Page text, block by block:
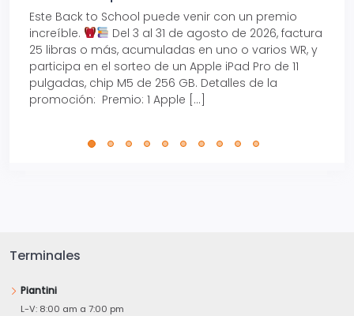
Este Back to School puede venir con un premio
increíble.
Del 3 al 31 de agosto de 2026, factura
25 libras o más, acumuladas en uno o varios WR, y
participa en el sorteo de un Apple iPad Pro de 11
pulgadas, chip M5 de 256 GB. Detalles de la
promoción: Premio: 1 Apple […]
Terminales
Piantini
L-V: 8:00 am a 7:00 pm